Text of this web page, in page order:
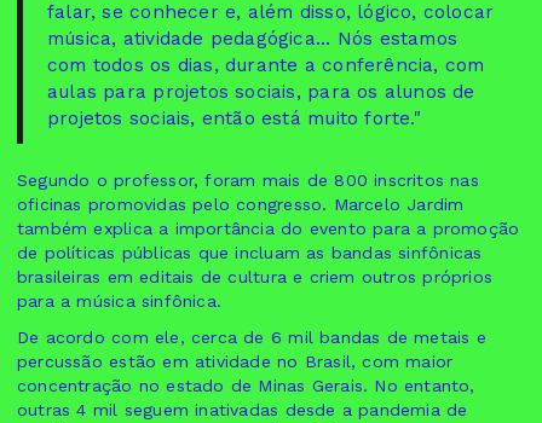
falar, se conhecer e, além disso, lógico, colocar
música, atividade pedagógica... Nós estamos
com todos os dias, durante a conferência, com
aulas para projetos sociais, para os alunos de
projetos sociais, então está muito forte."
Segundo o professor, foram mais de 800 inscritos nas
oficinas promovidas pelo congresso. Marcelo Jardim
também explica a importância do evento para a promoção
de políticas públicas que incluam as bandas sinfônicas
brasileiras em editais de cultura e criem outros próprios
para a música sinfônica.
De acordo com ele, cerca de 6 mil bandas de metais e
percussão estão em atividade no Brasil, com maior
concentração no estado de Minas Gerais. No entanto,
outras 4 mil seguem inativadas desde a pandemia de